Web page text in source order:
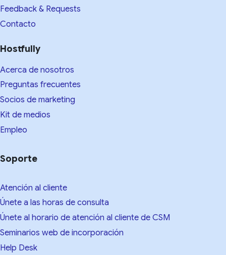
Feedback & Requests
Contacto
Hostfully
Acerca de nosotros
Preguntas frecuentes
Socios de marketing
Kit de medios​
Empleo
Soporte
Atención al cliente
Únete a las horas de consulta
Únete al horario de atención al cliente de CSM
Seminarios web de incorporación
Help Desk